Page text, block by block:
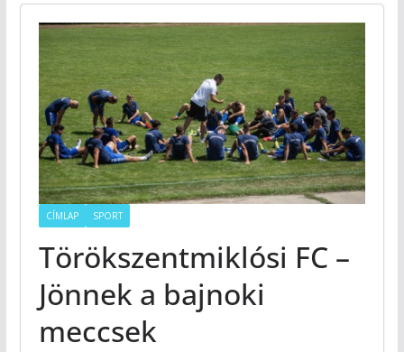
CÍMLAP SPORT
Törökszentmiklósi FC –
Jönnek a bajnoki
meccsek